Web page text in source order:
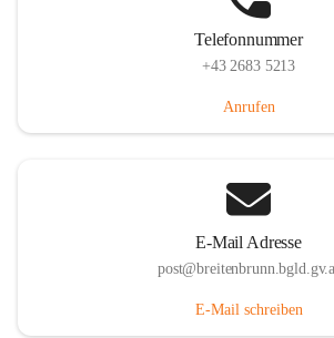
Telefonnummer
+43 2683 5213
Anrufen
E-Mail Adresse
E-Mail schreiben